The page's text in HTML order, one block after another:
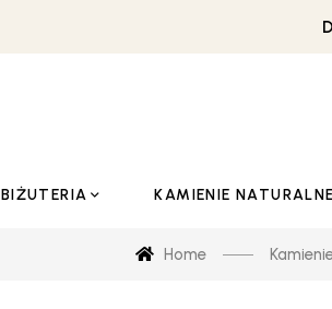
BIŻUTERIA KAMIENIE NATURALNE
Home